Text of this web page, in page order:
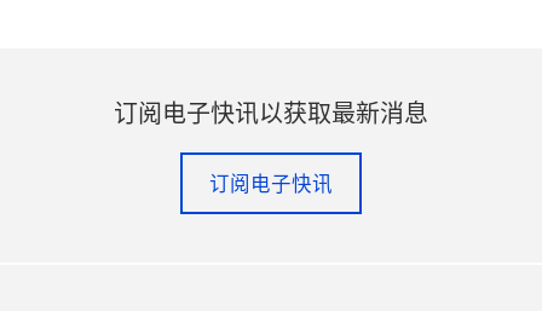
订阅电子快讯以获取最新消息
订阅电子快讯